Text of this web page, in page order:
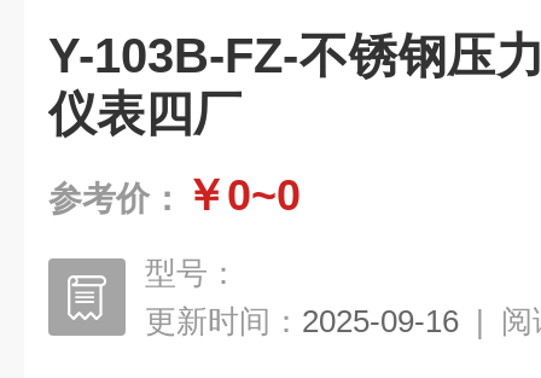
Y-103B-FZ-不锈钢压
仪表四厂
参考价： ￥0~0
型号：
更新时间： 2025-09-16 | 阅